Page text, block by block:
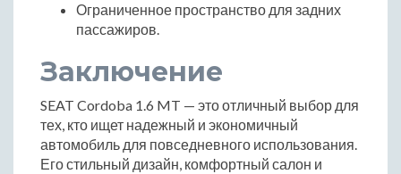
Ограниченное пространство для задних
пассажиров.
Заключение
SEAT Cordoba 1.6 MT — это отличный выбор для
тех, кто ищет надежный и экономичный
автомобиль для повседневного использования.
Его стильный дизайн, комфортный салон и